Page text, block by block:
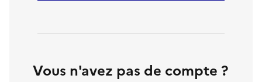
Vous n'avez pas de compte ?